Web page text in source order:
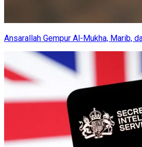
Ansarallah Gempur Al-Mukha, Marib,